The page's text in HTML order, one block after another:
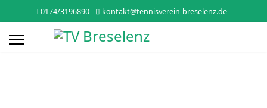
0174/3196890 kontakt@tennisverein-breselenz.de